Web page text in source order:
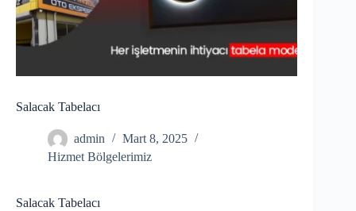
Salacak Tabelacı
admin
Mart 8, 2025
Hizmet Bölgelerimiz
Salacak Tabelacı